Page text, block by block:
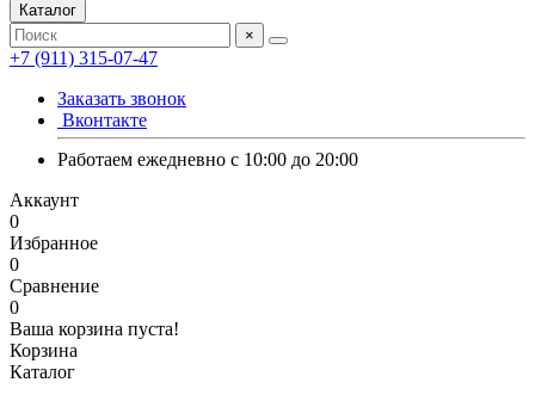
Каталог
×
+7 (911) 315-07-47
Заказать звонок
Вконтакте
Работаем ежедневно с 10:00 до 20:00
Аккаунт
0
Избранное
0
Сравнение
0
Ваша корзина пуста!
Корзина
Каталог